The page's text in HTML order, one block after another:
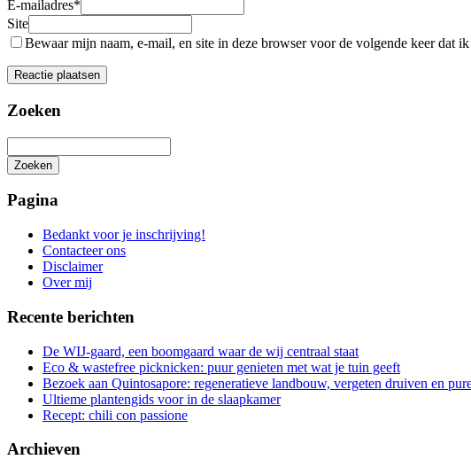
E-mailadres*
Site
Bewaar mijn naam, e-mail, en site in deze browser voor de volgende keer dat ik
Zoeken
Zoeken
zoeken
Pagina
Bedankt voor je inschrijving!
Contacteer ons
Disclaimer
Over mij
Recente berichten
De WIJ-gaard, een boomgaard waar de wij centraal staat
Eco & wastefree picknicken: puur genieten met wat je tuin geeft
Bezoek aan Quintosapore: regeneratieve landbouw, vergeten druiven en
Ultieme plantengids voor in de slaapkamer
Recept: chili con passione
Archieven